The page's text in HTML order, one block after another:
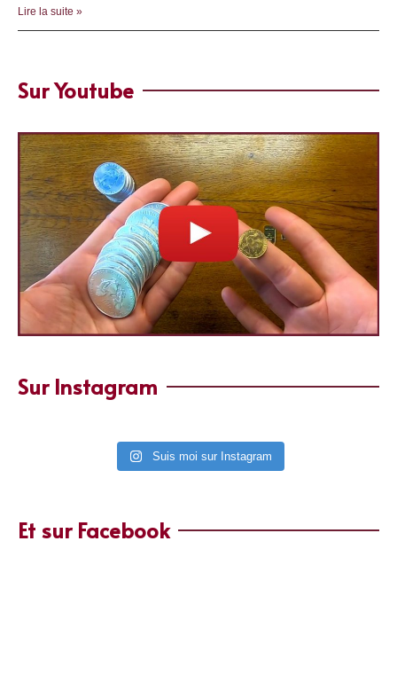
Lire la suite »
Sur Youtube
Sur Instagram
Suis moi sur Instagram
Et sur Facebook